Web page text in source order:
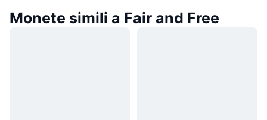
Monete simili a Fair and Free